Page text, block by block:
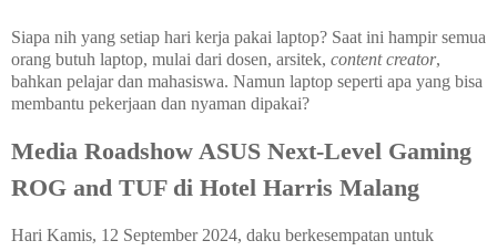
Siapa nih yang setiap hari kerja pakai laptop? Saat ini hampir semua
orang butuh laptop, mulai dari dosen, arsitek, content creator,
bahkan pelajar dan mahasiswa. Namun laptop seperti apa yang bisa
membantu pekerjaan dan nyaman dipakai?
Media Roadshow ASUS Next-Level Gaming
ROG and TUF di Hotel Harris Malang
Hari Kamis, 12 September 2024, daku berkesempatan untuk